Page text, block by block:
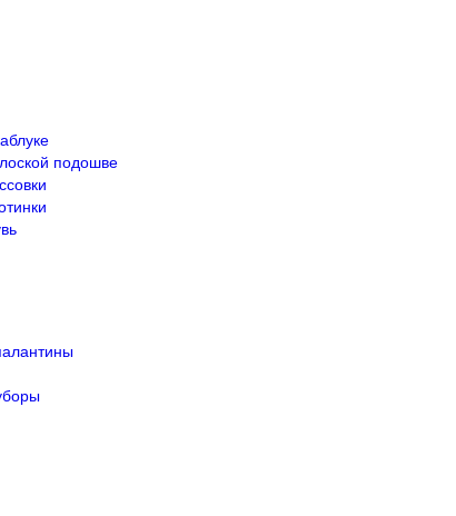
подошве